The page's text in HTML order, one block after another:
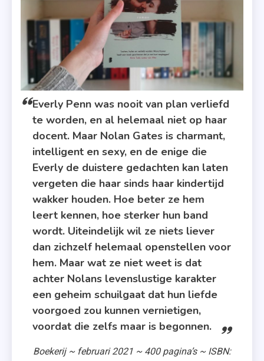
Everly Penn was nooit van plan verliefd
te worden, en al helemaal niet op haar
docent. Maar Nolan Gates is charmant,
intelligent en sexy, en de enige die
Everly de duistere gedachten kan laten
vergeten die haar sinds haar kindertijd
wakker houden. Hoe beter ze hem
leert kennen, hoe sterker hun band
wordt. Uiteindelijk wil ze niets liever
dan zichzelf helemaal openstellen voor
hem. Maar wat ze niet weet is dat
achter Nolans levenslustige karakter
een geheim schuilgaat dat hun liefde
voorgoed zou kunnen vernietigen,
voordat die zelfs maar is begonnen.
Boekerij ~ februari 2021 ~ 400 pagina’s ~ ISBN: